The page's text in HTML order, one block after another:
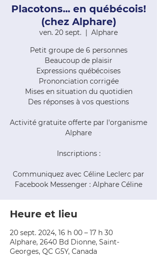
Placotons... en québécois!
(chez Alphare)
ven. 20 sept.
  |
Alphare
Petit groupe de 6 personnes
Beaucoup de plaisir
Expressions québécoises
Prononciation corrigée
Mises en situation du quotidien
Des réponses à vos questions
Activité gratuite offerte par l'organisme
Alphare
Inscriptions :
Communiquez avec Céline Leclerc par
Facebook Messenger : Alphare Céline
Heure et lieu
20 sept. 2024, 16 h 00 – 17 h 30
Alphare, 2640 Bd Dionne, Saint-
Georges, QC G5Y, Canada